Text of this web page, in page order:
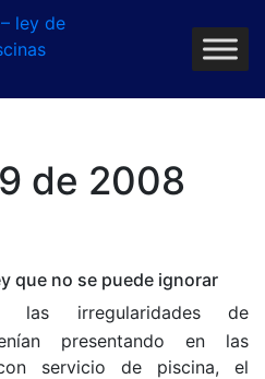
de 2008
que no se puede ignorar
las irregularidades de
presentando en las
servicio de piscina, el